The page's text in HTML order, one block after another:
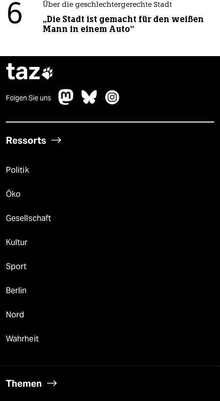
6 Über die geschlechtergerechte Stadt
„Die Stadt ist gemacht für den weißen
Mann in einem Auto“
taz
Folgen Sie uns
Ressorts
Politik
Öko
Gesellschaft
Kultur
Sport
Berlin
Nord
Wahrheit
Themen